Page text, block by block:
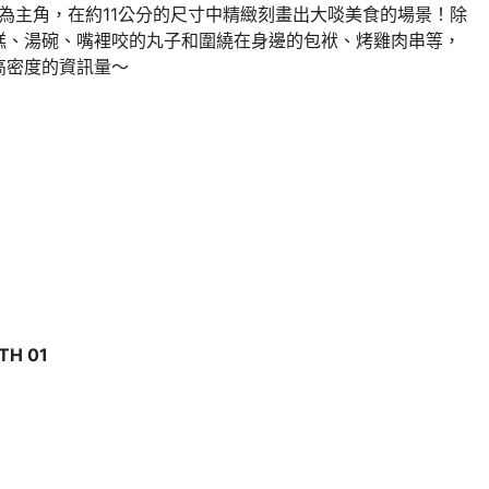
主角，在約11公分的尺寸中精緻刻畫出大啖美食的場景！除
湯碗、嘴裡咬的丸子和圍繞在身邊的包袱、烤雞肉串等，
密度的資訊量～
01